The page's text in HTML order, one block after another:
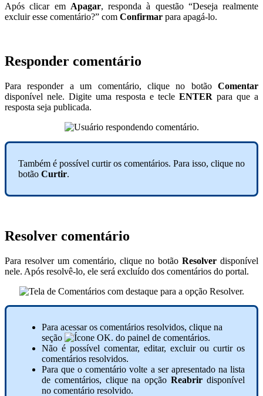
Após clicar em Apagar, responda à questão “Deseja realmente
excluir esse comentário?” com Confirmar para apagá-lo.
Responder comentário
Para responder a um comentário, clique no botão Comentar
disponível nele. Digite uma resposta e tecle ENTER para que a
resposta seja publicada.
Também é possível curtir os comentários. Para isso, clique no
botão Curtir.
Resolver comentário
Para resolver um comentário, clique no botãoResolver disponível
nele. Após resolvê-lo, ele será excluído dos comentários do portal.
Para acessar os comentários resolvidos, clique na
seção
do painel de comentários.
Não é possível comentar, editar, excluir ou curtir os
comentários resolvidos.
Para que o comentário volte a ser apresentado na lista
de comentários, clique na opçãoReabrir disponível
no comentário resolvido.